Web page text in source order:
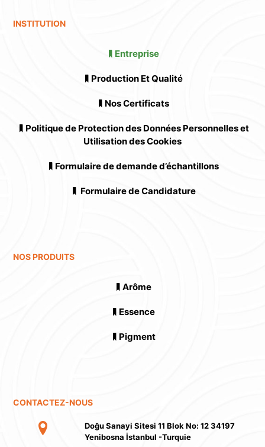
INSTITUTION
Entreprise
Production Et Qualité
Nos Certificats
Politique de Protection des Données Personnelles et
Utilisation des Cookies
Formulaire de demande d’échantillons
Formulaire de Candidature
NOS PRODUITS
Arôme
Essence
Pigment
CONTACTEZ-NOUS
Doğu Sanayi Sitesi 11 Blok No: 12 34197
Yenibosna İstanbul -Turquie